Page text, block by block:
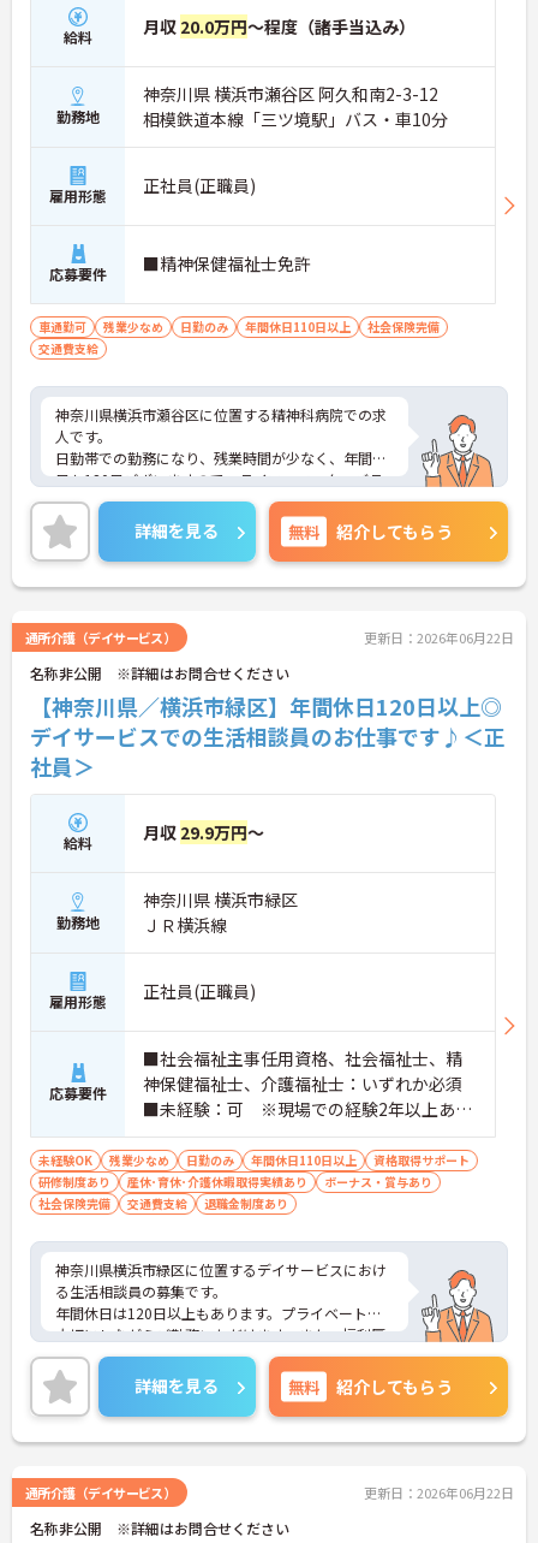
給料 月収 20.0万円～程度（諸手当込み）
勤務地
神奈川県 横浜市瀬谷区 阿久和南2-3-12
相模鉄道本線「三ツ境駅」バス・車10分
雇用形態 正社員(正職員)
応募要件 ■精神保健福祉士免許
車通勤可 残業少なめ 日勤のみ 年間休日110日以上
社会保険完備
交通費支給
神奈川県横浜市瀬谷区に位置する精神科病院での求
人です。
日勤帯での勤務になり、残業時間が少なく、年間休
日も120日ございますので、ライフ・ワーク・バラ
ンスを大切にしたい方にもおすすめです。
ご興味ある方には、面接対策ポイントなど、さらに
詳細をお話しいたしますのでお気軽にご相談くださ
い。
詳細を見る 無料 紹介してもらう
通所介護（デイサービス） 更新日：2026年06月22日
名称非公開 ※詳細はお問合せください
【神奈川県／横浜市緑区】年間休日120日以上◎
デイサービスでの生活相談員のお仕事です♪＜正
社員＞
給料 月収 29.9万円～
勤務地
神奈川県 横浜市緑区
ＪＲ横浜線
雇用形態 正社員(正職員)
応募要件
■社会福祉主事任用資格、社会福祉士、精
神保健福祉士、介護福祉士：いずれか必須
■未経験：可 ※現場での経験2年以上あれ
ば尚可 ※PCスキル：必須
未経験OK 残業少なめ 日勤のみ 年間休日110日以上
資格取得サポート
研修制度あり
産休･育休･介護休暇取得実績あり
ボーナス・賞与あり
社会保険完備
交通費支給 退職金制度あり
神奈川県横浜市緑区に位置するデイサービスにおけ
る生活相談員の募集です。
年間休日は120日以上もあります。プライベートを
大切にしながらご勤務いただけます。また、福利厚
生が充実しています。働きやすい環境が整ってお
り、安心して長くご勤務いただけます。給与は月給
が29.9万円～と高水準です。
ご興味のある方には、面接対策ポイントなど、さら
に詳細をご案内しますのでお気軽にご相談くださ
詳細を見る 無料 紹介してもらう
通所介護（デイサービス） 更新日：2026年06月22日
名称非公開 ※詳細はお問合せください